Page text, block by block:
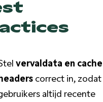
vervaldata en cache
correct in, zodat
altijd recente